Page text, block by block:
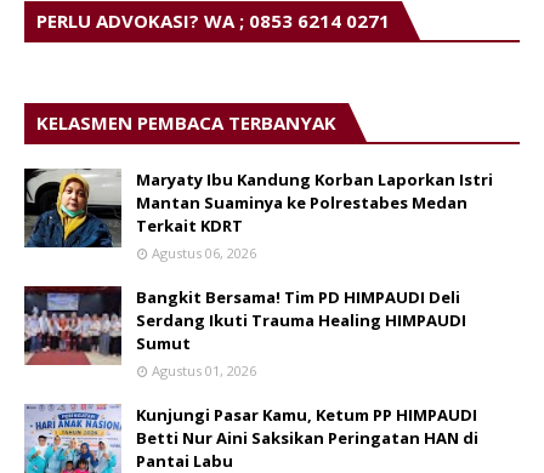
PERLU ADVOKASI? WA ; 0853 6214 0271
KELASMEN PEMBACA TERBANYAK
Maryaty Ibu Kandung Korban Laporkan Istri
Mantan Suaminya ke Polrestabes Medan
Terkait KDRT
Agustus 06, 2026
Bangkit Bersama! Tim PD HIMPAUDI Deli
Serdang Ikuti Trauma Healing HIMPAUDI
Sumut
Agustus 01, 2026
Kunjungi Pasar Kamu, Ketum PP HIMPAUDI
Betti Nur Aini Saksikan Peringatan HAN di
Pantai Labu